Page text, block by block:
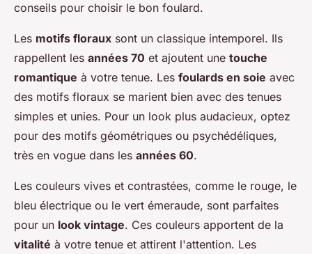
conseils pour choisir le bon foulard.
Les motifs floraux sont un classique intemporel. Ils
rappellent les années 70 et ajoutent une touche
romantique à votre tenue. Les foulards en soie avec
des motifs floraux se marient bien avec des tenues
simples et unies. Pour un look plus audacieux, optez
pour des motifs géométriques ou psychédéliques,
très en vogue dans les années 60.
Les couleurs vives et contrastées, comme le rouge, le
bleu électrique ou le vert émeraude, sont parfaites
pour un look vintage. Ces couleurs apportent de la
vitalité à votre tenue et attirent l'attention. Les